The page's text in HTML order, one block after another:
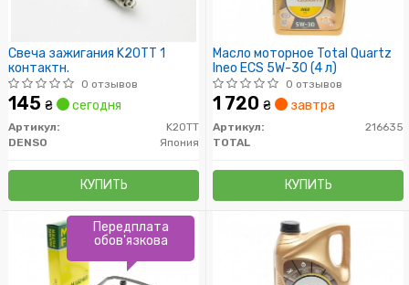
Свеча зажигания K20TT 1
контактн.
0 отзывов
145 ₴ сегодня
Артикул:
K20TT
DENSO
Япония
КУПИТЬ
Масло моторное Total Quartz
Ineo ECS 5W-30 (4 л)
0 отзывов
1 720 ₴ завтра
Артикул:
216635
TOTAL
КУПИТЬ
Передплата
обов'язкова